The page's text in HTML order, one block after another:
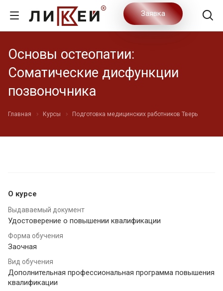
Заявка
Основы остеопатии:
Соматические дисфункции
позвоночника
Главная Курсы Подготовка медицинских работников Тверь
О курсе
Выдаваемый документ
Удостоверение о повышении квалификации
Форма обучения
Заочная
Вид обучения
Дополнительная профессиональная программа повышения
квалификации